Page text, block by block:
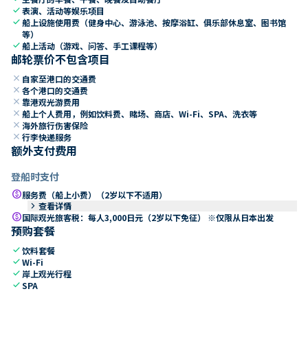
check表演、活动等娱乐项目
check船上设施使用费（健身中心、游泳池、按摩浴缸、俱乐部休息室、图书馆
等）
check船上活动（游戏、问答、手工课程等）
邮轮票价不包含项目
close 自家至港口的交通费
close 各个港口的交通费
close 靠港观光游费用
close 船上个人费用，例如饮料费、赌场、商店、Wi-Fi、SPA、洗衣等
close 海外旅行伤害保险
close 行李快递服务
额外支付费用
登船时支付
paid服务费（船上小费）（2岁以下不适用）
keyboard_arrow_right 查看详情
paid国际观光旅客税：每人3,000日元（2岁以下免征） ※仅限从日本出发
预购套餐
check饮料套餐
checkWi-Fi
check 岸上观光行程
checkSPA